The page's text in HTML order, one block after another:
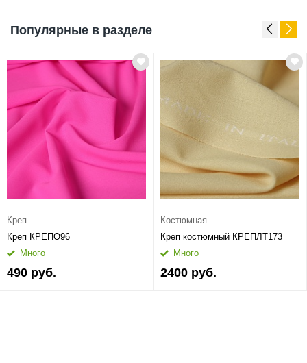
Популярные в разделе
Креп
Креп КРЕПО96
Много
490 руб.
Костюмная
Креп костюмный КРЕПЛТ173
Много
2400 руб.